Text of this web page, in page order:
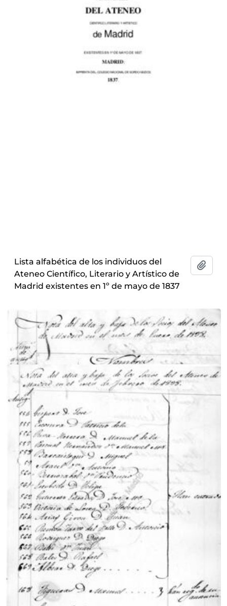
Lista alfabética de los individuos del
Ateneo Científico, Literario y Artístico de
Madrid existentes en 1º de mayo de 1837